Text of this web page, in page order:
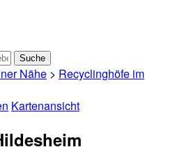
Nähe > Recyclinghöfe im
Kartenansicht